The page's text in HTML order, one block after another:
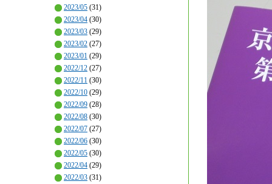
2023/05 (31)
2023/04 (30)
2023/03 (29)
2023/02 (27)
2023/01 (29)
2022/12 (27)
2022/11 (30)
2022/10 (29)
2022/09 (28)
2022/08 (30)
2022/07 (27)
2022/06 (30)
2022/05 (30)
2022/04 (29)
2022/03 (31)